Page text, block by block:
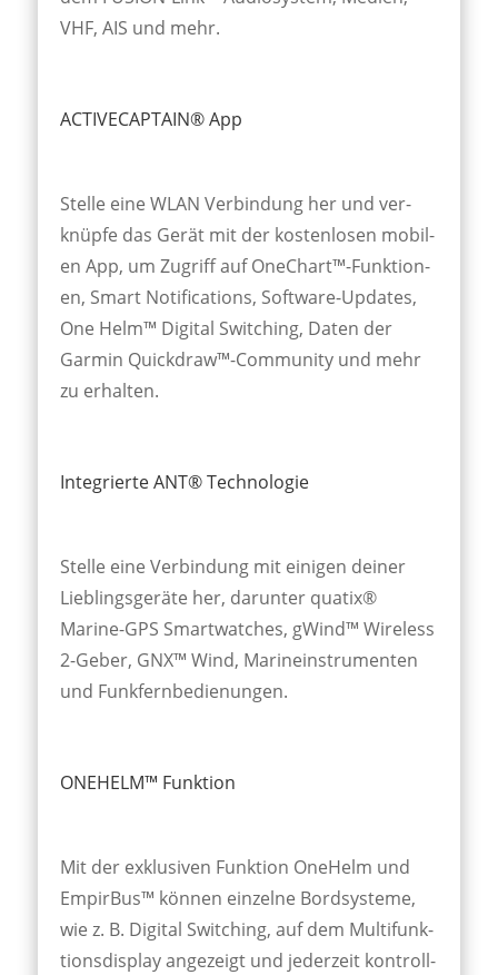
VHF, AIS und mehr.
ACTIVECAPTAIN® App
Stelle eine WLAN Ver­bindung her und ver­
knüpfe das Gerät mit der kost­en­losen mobil­
en App, um Zu­griff auf One­Chart™-Funk­tion­
en, Smart Noti­ficat­ions, Soft­ware-Up­dates,
One Helm™ Digital Switch­ing, Daten der
Garmin Quick­draw™-Commun­ity und mehr
zu erhalten.
Integrierte ANT® Technologie
Stelle eine Ver­bindung mit ein­igen deiner
Lieb­lings­geräte her, dar­unter quatix®
Marine-GPS Smart­watches, gWind™ Wire­less
2-Geber, GNX™ Wind, Marine­instru­menten
und Funk­fern­bedienungen.
ONEHELM™ Funktion
Mit der ex­klusiven Funk­tion One­Helm und
Empir­Bus™ können ein­zel­ne Bord­systeme,
wie z. B. Digital Switch­ing, auf dem Multi­funk­
tions­dis­play ange­zeigt und jeder­zeit kon­troll­